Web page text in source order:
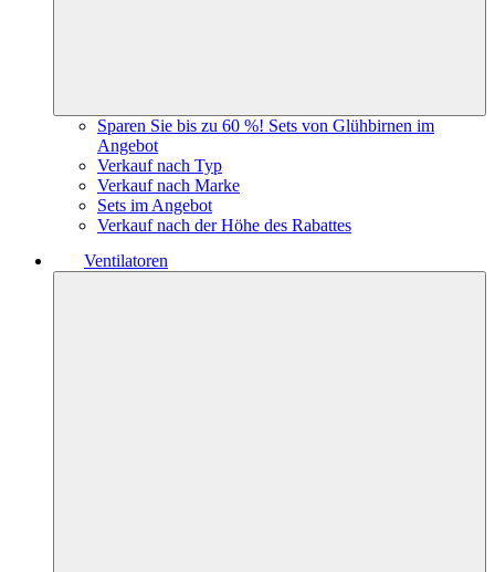
Sparen Sie bis zu 60 %! Sets von Glühbirnen im
Angebot
Verkauf nach Typ
Verkauf nach Marke
Sets im Angebot
Verkauf nach der Höhe des Rabattes
Ventilatoren